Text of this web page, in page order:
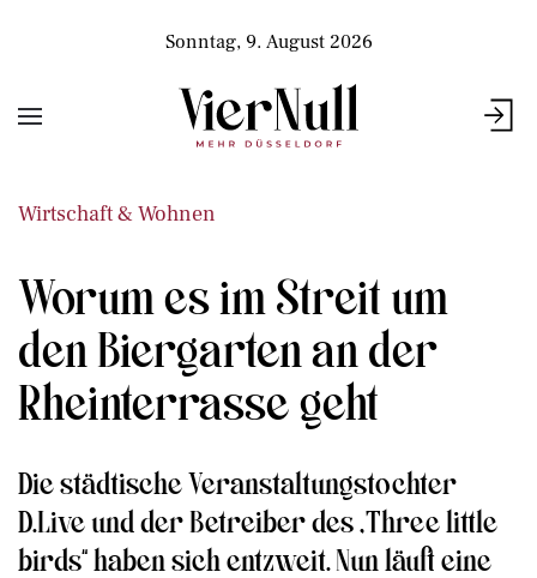
Sonntag, 9. August 2026
Wirtschaft & Wohnen
Worum es im Streit um
den Biergarten an der
Rheinterrasse geht
Die städtische Veranstaltungstochter
D.Live und der Betreiber des „Three little
birds“ haben sich entzweit. Nun läuft eine